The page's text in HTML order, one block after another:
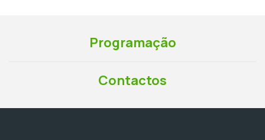
Programação
Contactos